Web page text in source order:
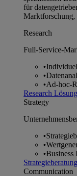
für
Marktforschung,
Research
Full-Service-
•
•
•Ad-hoc-
Research
Strategy
•
•
•Business
Strategieberatung
Communication